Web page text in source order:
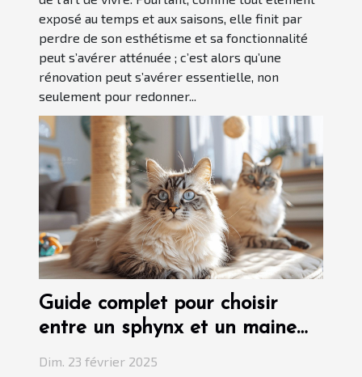
exposé au temps et aux saisons, elle finit par
perdre de son esthétisme et sa fonctionnalité
peut s’avérer atténuée ; c’est alors qu’une
rénovation peut s’avérer essentielle, non
seulement pour redonner...
Guide complet pour choisir
entre un sphynx et un maine
Dim. 23 février 2025